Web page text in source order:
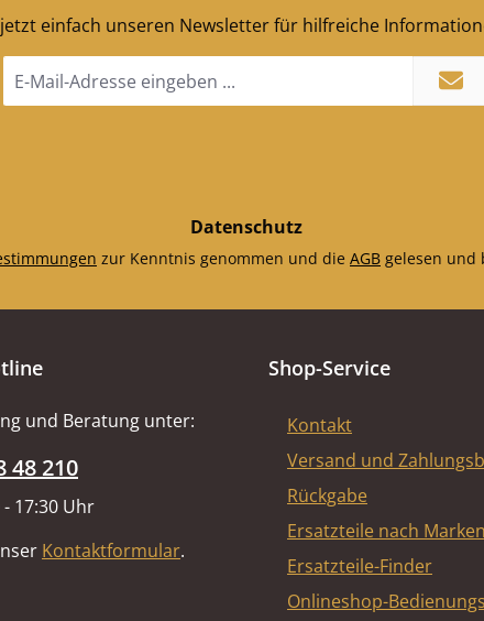
einfach unseren Newsletter für hilfreiche
Mail-
Datenschutz
zur Kenntnis genommen und die AGB gelesen und
und Beratung unter:
48 210
- 17:30 Uhr
Kontaktformular.
Shop-Service
Kontakt
Versand und
Rückgabe
Ersatzteile nach Marken
Ersatzteile-Finder
Onlineshop-